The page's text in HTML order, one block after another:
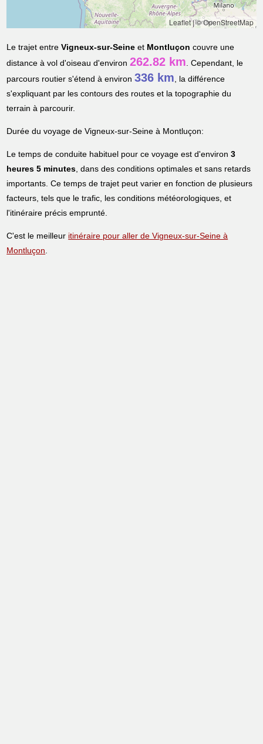
Leaflet|© OpenStreetMap
Le trajet entreVigneux-sur-Seine et Montluçon couvre une
distance à vol d'oiseau d'environ262.82 km. Cependant, le
parcours routier s'étend à environ336 km, la différence
s'expliquant par les contours des routes et la topographie du
terrain à parcourir.
Durée du voyage de Vigneux-sur-Seine à Montluçon:
Le temps de conduite habituel pour ce voyage est d'environ3
heures 5 minutes, dans des conditions optimales et sans retards
importants. Ce temps de trajet peut varier en fonction de plusieurs
facteurs, tels que le trafic, les conditions météorologiques, et
l'itinéraire précis emprunté.
C'est le meilleur itinéraire pour aller de Vigneux-sur-Seine à
Montluçon.